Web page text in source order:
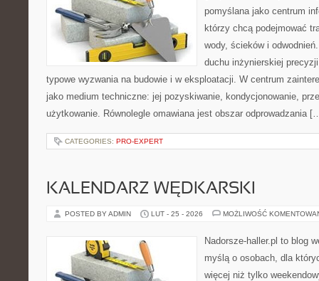
pomyślana jako centrum
którzy chcą podejmować
wody, ścieków i
duchu inżynierskiej
typowe wyzwania na budowie i w eksploatacji. W centrum
jako medium techniczne: jej pozyskiwanie, kondycjonowanie,
użytkowanie. Równolegle omawiana jest obszar odprowadzania
CATEGORIES: PRO-EXPERT
KALENDARZ WĘDKARSKI
POSTED BY ADMIN LUT - 25 - 2026 MOŻLIWOŚĆ
Nadorsze-haller.pl to blog
myślą o osobach, dla
więcej niż tylko